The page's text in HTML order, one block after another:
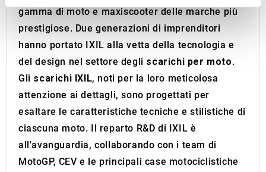
We use cookies to personalise content and ads, to
provide social media features and to analyse our traffic.
We also share information about your use of our site with
our social media, advertising and analytics partners who
may combine it with other information that you’ve
gamma di moto e maxiscooter delle marche più
prestigiose. Due generazioni di imprenditori
hanno portato IXIL alla vetta della tecnologia e
del design nel settore degli scarichi per moto.
Gli scarichi IXIL, noti per la loro meticolosa
attenzione ai dettagli, sono progettati per
esaltare le caratteristiche tecniche e stilistiche di
ciascuna moto. Il reparto R&D di IXIL è
all'avanguardia, collaborando con i team di
MotoGP, CEV e le principali case motociclistiche